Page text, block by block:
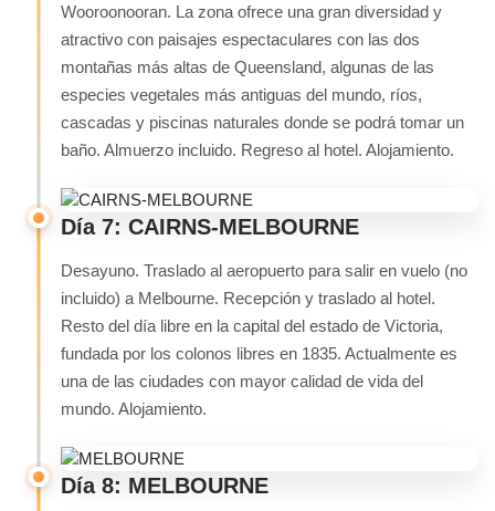
Wooroonooran. La zona ofrece una gran diversidad y
atractivo con paisajes espectaculares con las dos
montañas más altas de Queensland, algunas de las
especies vegetales más antiguas del mundo, ríos,
cascadas y piscinas naturales donde se podrá tomar un
baño. Almuerzo incluido. Regreso al hotel. Alojamiento.
Día 7: CAIRNS-MELBOURNE
Desayuno. Traslado al aeropuerto para salir en vuelo (no
incluido) a Melbourne. Recepción y traslado al hotel.
Resto del día libre en la capital del estado de Victoria,
fundada por los colonos libres en 1835. Actualmente es
una de las ciudades con mayor calidad de vida del
mundo. Alojamiento.
Día 8: MELBOURNE